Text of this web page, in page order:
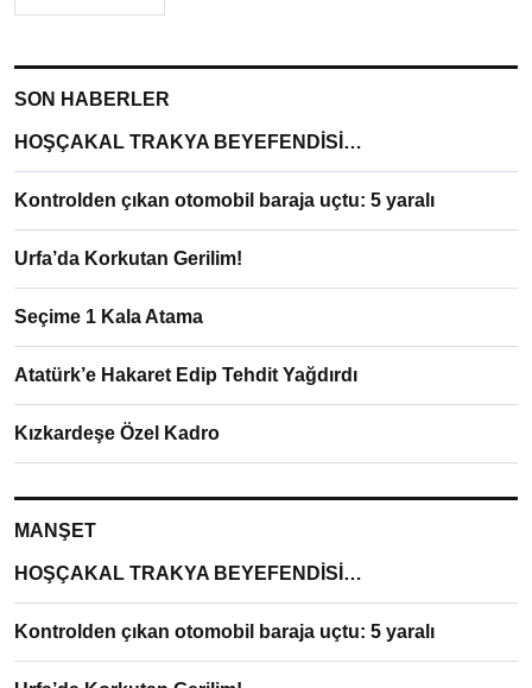
SON HABERLER
HOŞÇAKAL TRAKYA BEYEFENDİSİ…
Kontrolden çıkan otomobil baraja uçtu: 5 yaralı
Urfa’da Korkutan Gerilim!
Seçime 1 Kala Atama
Atatürk’e Hakaret Edip Tehdit Yağdırdı
Kızkardeşe Özel Kadro
MANŞET
HOŞÇAKAL TRAKYA BEYEFENDİSİ…
Kontrolden çıkan otomobil baraja uçtu: 5 yaralı